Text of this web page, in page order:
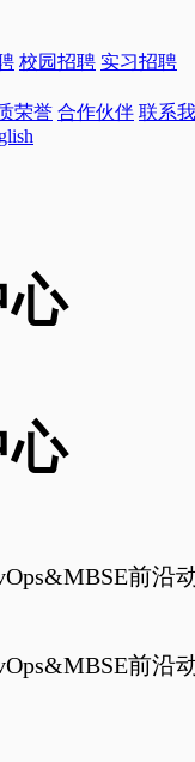
校园招聘 实习招聘
荣誉 合作伙伴 联系
前沿
前沿